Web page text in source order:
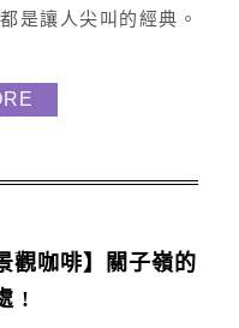
是讓人尖叫的經典。
上！ 如何抵達 Siam
地址為台南市東區中
觀咖啡】關子嶺的
!